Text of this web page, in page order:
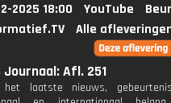
2025 18:00 YouTube
Alle
Journaal: Afl. 251
laatste nieuws,